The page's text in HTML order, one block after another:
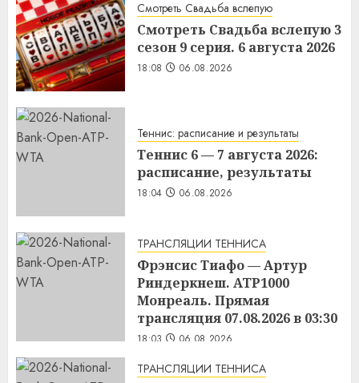
Смотреть Свадьба вслепую
Смотреть Свадьба вслепую 3
сезон 9 серия. 6 августа 2026
18:08 06.08.2026
Теннис: расписание и результаты
Теннис 6 — 7 августа 2026:
расписание, результаты
18:04 06.08.2026
ТРАНСЛЯЦИИ ТЕННИСА
Фрэнсис Тиафо — Артур
Риндеркнеш. ATP1000
Монреаль. Прямая
трансляция 07.08.2026 в 03:30
18:03 06.08.2026
ТРАНСЛЯЦИИ ТЕННИСА